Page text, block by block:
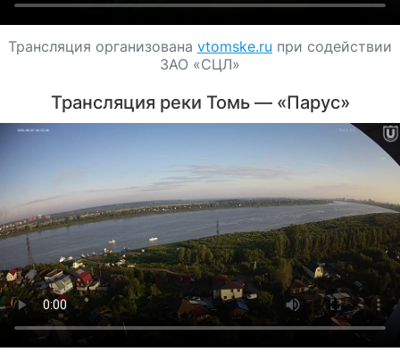
Трансляция организована vtomske.ru при содействии
ЗАО «СЦЛ»
Трансляция реки Томь — «Парус»